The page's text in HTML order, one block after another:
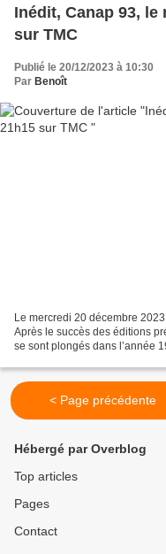
Inédit, Canap 93, le
sur TMC
Publié le 20/12/2023 à 10:30
Par Benoît
Le mercredi 20 décembre
Après le succès des éditions
se sont plongés dans l’année
< Page précédente
Hébergé par Overblog
Top articles
Pages
Contact